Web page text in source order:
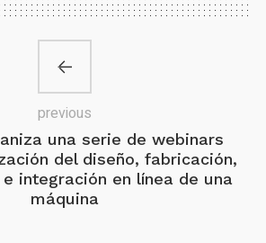
una serie de webinars
del diseño, fabricación,
integración en línea de una
máquina
previous